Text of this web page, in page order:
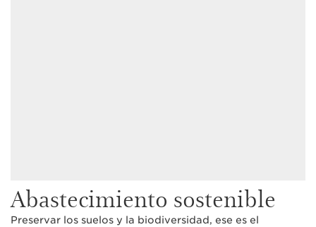
Abastecimiento sostenible
Preservar los suelos y la biodiversidad, ese es el